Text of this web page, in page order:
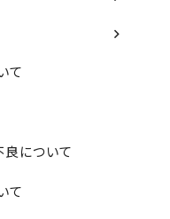
て
良について
て